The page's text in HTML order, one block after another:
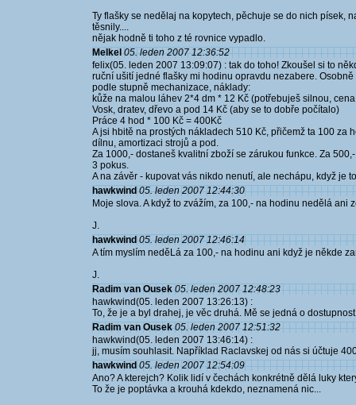
Ty flašky se nedělaj na kopytech, pěchuje se do nich písek,
těsnily....
nějak hodně ti toho z té rovnice vypadlo.
Melkel 05. leden 2007 12:36:52
felix(05. leden 2007 13:09:07) : tak do toho! Zkoušel si to
ruční ušití jedné flašky mi hodinu opravdu nezabere.
podle stupně mechanizace, náklady:
kůže na malou láhev 2*4 dm * 12 Kč (potřebuješ silnou,
Vosk, dratev, dřevo a pod 14 Kč (aby se to dobře počítalo)
Práce 4 hod * 100 Kč = 400Kč
A jsi hbitě na prostých nákladech 510 Kč, přičemž ta 100 za
dílnu, amortizaci strojů a pod.
Za 1000,- dostaneš kvalitní zboží se zárukou funkce. Za
3 pokus.
A na závěr - kupovat vás nikdo nenutí, ale nechápu, když je
hawkwind 05. leden 2007 12:44:30
Moje slova. A když to zvážím, za 100,- na hodinu nedělá ani
J.
hawkwind 05. leden 2007 12:46:14
A tím myslím neděLá za 100,- na hodinu ani když je někde
J.
Radim van Ousek 05. leden 2007 12:48:23
hawkwind(05. leden 2007 13:26:13) :
To, že je a byl drahej, je věc druhá. Mě se jedná o
Radim van Ousek 05. leden 2007 12:51:32
hawkwind(05. leden 2007 13:46:14) :
jj, musím souhlasit. Například Raclavskej od nás si účtuje
hawkwind 05. leden 2007 12:54:09
Ano? A kterejch? Kolik lidí v čechách konkrétně dělá luky
To že je poptávka a krouhá kdekdo, neznamená nic...